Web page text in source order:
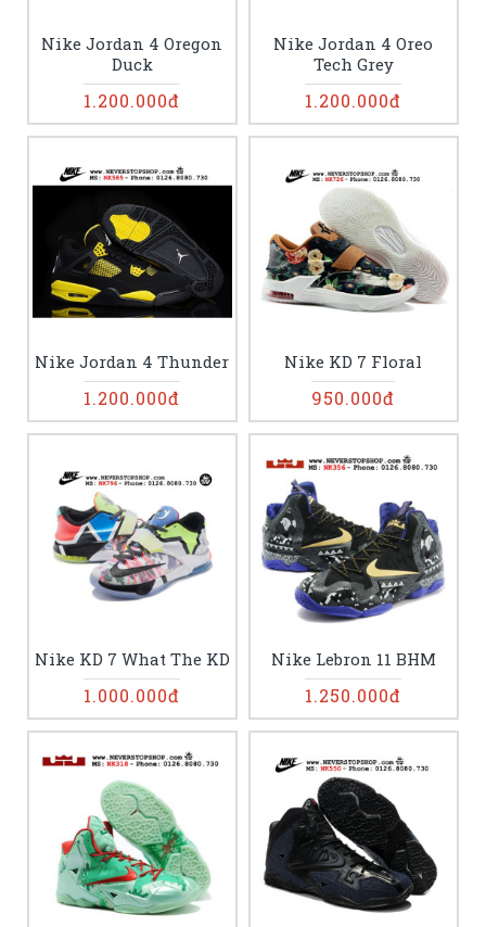
Nike Jordan 4 Oregon
Duck
1.200.000đ
Nike Jordan 4 Oreo
Tech Grey
1.200.000đ
Nike Jordan 4 Thunder
1.200.000đ
Nike KD 7 Floral
950.000đ
Nike KD 7 What The KD
1.000.000đ
Nike Lebron 11 BHM
1.250.000đ